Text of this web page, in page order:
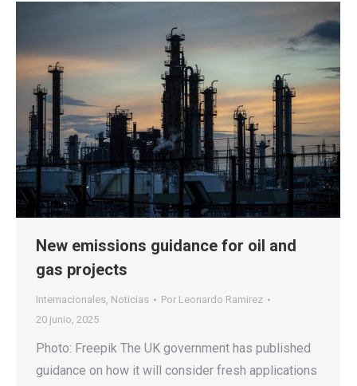
New emissions guidance for oil and
gas projects
Internacionales, Noticias Por Leonardo Ramirez
20 junio, 2025
Photo: Freepik The UK government has published
guidance on how it will consider fresh applications